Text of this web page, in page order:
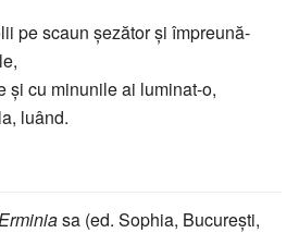
pe scaun șezător și împreună-
și cu minunile ai luminat-o,
luând.
Erminiasa (ed. Sophia, București,